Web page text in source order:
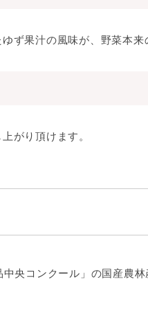
ず果汁の風味が、野菜本来
がり頂けます。
央コンクール」の国産農